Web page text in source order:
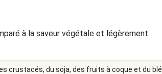
à la saveur végétale et légèrement
crustacés, du soja, des fruits à coque et du blé.